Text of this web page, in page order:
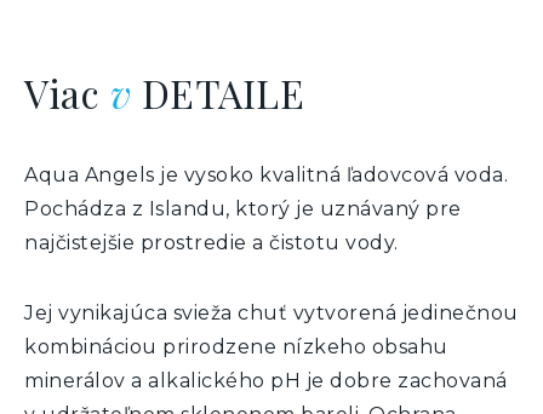
Viac v DETAILE
Aqua Angels je vysoko kvalitná ľadovcová voda.
Pochádza z Islandu, ktorý je uznávaný pre
najčistejšie prostredie a čistotu vody.
Jej vynikajúca svieža chuť vytvorená jedinečnou
kombináciou prirodzene nízkeho obsahu
minerálov a alkalického pH je dobre zachovaná